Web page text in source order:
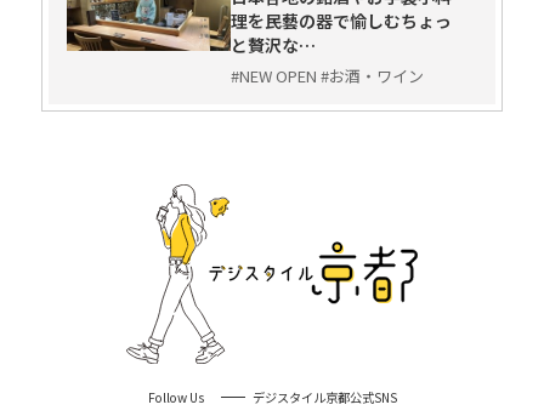
理を民藝の器で愉しむちょっ
と贅沢な…
#NEW OPEN #お酒・ワイン
Follow Us デジスタイル京都公式SNS